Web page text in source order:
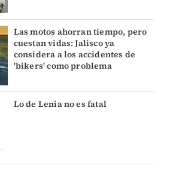
Las motos ahorran tiempo, pero
cuestan vidas: Jalisco ya
considera a los accidentes de
'bikers' como problema
Lo de Lenia no es fatal